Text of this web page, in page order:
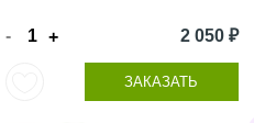
- + 2 050 ₽
ЗАКАЗАТЬ